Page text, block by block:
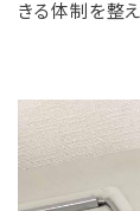
きる体制を整え